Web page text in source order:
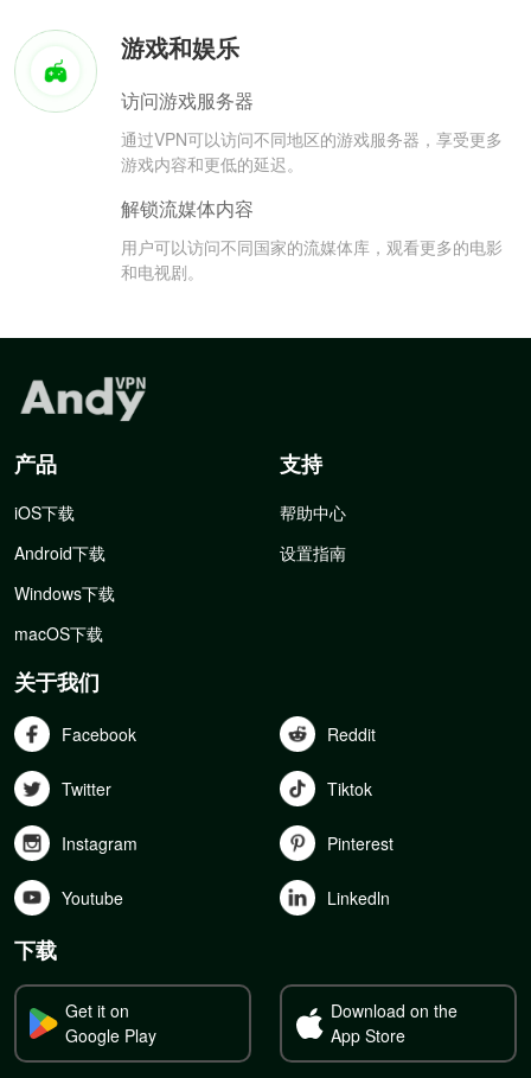
游戏和娱乐
访问游戏服务器
通过VPN可以访问不同地区的游戏服务器，享受更多
游戏内容和更低的延迟。
解锁流媒体内容
用户可以访问不同国家的流媒体库，观看更多的电影
和电视剧。
产品
iOS下载
Android下载
Windows下载
macOS下载
支持
帮助中心
设置指南
关于我们
Facebook Reddit
Twitter Tiktok
Instagram Pinterest
Youtube Linkedln
下载
Get it on
Google Play
Download on the
App Store